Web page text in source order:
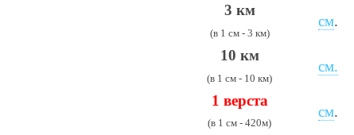
3 км
(в 1 см - 3 км)
см.
10 км
(в 1 см - 10 км)
см.
1 верста
(в 1 см - 420м)
см.